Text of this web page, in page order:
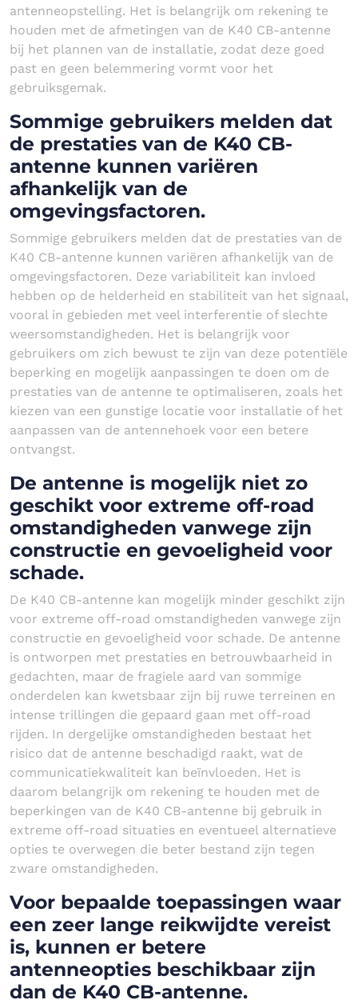
antenneopstelling. Het is belangrijk om rekening te
houden met de afmetingen van de K40 CB-antenne
bij het plannen van de installatie, zodat deze goed
past en geen belemmering vormt voor het
gebruiksgemak.
Sommige gebruikers melden dat
de prestaties van de K40 CB-
antenne kunnen variëren
afhankelijk van de
omgevingsfactoren.
Sommige gebruikers melden dat de prestaties van de
K40 CB-antenne kunnen variëren afhankelijk van de
omgevingsfactoren. Deze variabiliteit kan invloed
hebben op de helderheid en stabiliteit van het signaal,
vooral in gebieden met veel interferentie of slechte
weersomstandigheden. Het is belangrijk voor
gebruikers om zich bewust te zijn van deze potentiële
beperking en mogelijk aanpassingen te doen om de
prestaties van de antenne te optimaliseren, zoals het
kiezen van een gunstige locatie voor installatie of het
aanpassen van de antennehoek voor een betere
ontvangst.
De antenne is mogelijk niet zo
geschikt voor extreme off-road
omstandigheden vanwege zijn
constructie en gevoeligheid voor
schade.
De K40 CB-antenne kan mogelijk minder geschikt zijn
voor extreme off-road omstandigheden vanwege zijn
constructie en gevoeligheid voor schade. De antenne
is ontworpen met prestaties en betrouwbaarheid in
gedachten, maar de fragiele aard van sommige
onderdelen kan kwetsbaar zijn bij ruwe terreinen en
intense trillingen die gepaard gaan met off-road
rijden. In dergelijke omstandigheden bestaat het
risico dat de antenne beschadigd raakt, wat de
communicatiekwaliteit kan beïnvloeden. Het is
daarom belangrijk om rekening te houden met de
beperkingen van de K40 CB-antenne bij gebruik in
extreme off-road situaties en eventueel alternatieve
opties te overwegen die beter bestand zijn tegen
zware omstandigheden.
Voor bepaalde toepassingen waar
een zeer lange reikwijdte vereist
is, kunnen er betere
antenneopties beschikbaar zijn
dan de K40 CB-antenne.